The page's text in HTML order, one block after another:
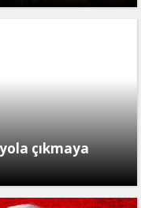
çıkmaya